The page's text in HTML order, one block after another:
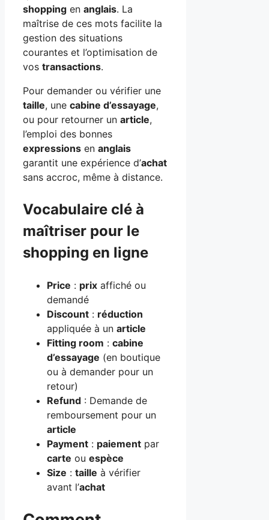
shopping en anglais. La
maîtrise de ces mots facilite la
gestion des situations
courantes et l’optimisation de
vos transactions.
Pour demander ou vérifier une
taille, une cabine d’essayage,
ou pour retourner un article,
l’emploi des bonnes
expressions en anglais
garantit une expérience d’achat
sans accroc, même à distance.
Vocabulaire clé à
maîtriser pour le
shopping en ligne
Price : prix affiché ou
demandé
Discount : réduction
appliquée à un article
Fitting room : cabine
d’essayage (en boutique
ou à demander pour un
retour)
Refund : Demande de
remboursement pour un
article
Payment : paiement par
carte ou espèce
Size : taille à vérifier
avant l’achat